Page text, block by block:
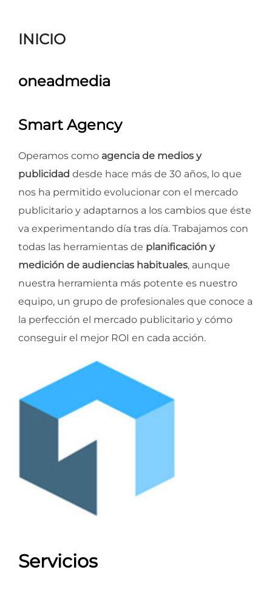
INICIO
oneadmedia
Smart Agency
Operamos como agencia de medios y
publicidad desde hace más de 30 años, lo que
nos ha permitido evolucionar con el mercado
publicitario y adaptarnos a los cambios que éste
va experimentando día tras día. Trabajamos con
todas las herramientas de planificación y
medición de audiencias habituales, aunque
nuestra herramienta más potente es nuestro
equipo, un grupo de profesionales que conoce a
la perfección el mercado publicitario y cómo
conseguir el mejor ROI en cada acción.
Servicios